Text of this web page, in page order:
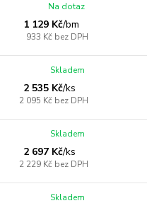
1 129 Kč/bm
933 Kč bez DPH
Na dotaz
2 535 Kč/ks
2 095 Kč bez DPH
Skladem
2 697 Kč/ks
2 229 Kč bez DPH
Skladem
Skladem